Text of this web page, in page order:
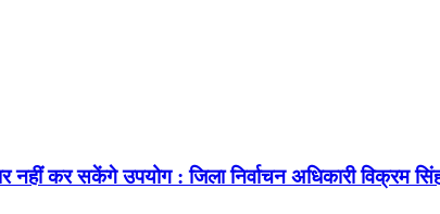
नहीं कर सकेंगे उपयोग : जिला निर्वाचन अधिकारी विक्रम